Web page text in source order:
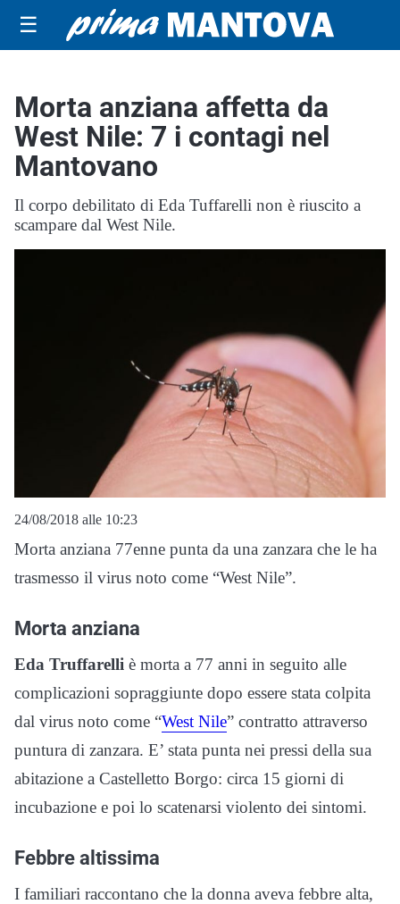
☰
Morta anziana affetta da
West Nile: 7 i contagi nel
Mantovano
Il corpo debilitato di Eda Tuffarelli non è riuscito a
scampare dal West Nile.
24/08/2018 alle 10:23
Morta anziana 77enne punta da una zanzara che le ha
trasmesso il virus noto come “West Nile”.
Morta anziana
Eda Truffarelli è morta a 77 anni in seguito alle
complicazioni sopraggiunte dopo essere stata colpita
dal virus noto come “West Nile” contratto attraverso
puntura di zanzara. E’ stata punta nei pressi della sua
abitazione a Castelletto Borgo: circa 15 giorni di
incubazione e poi lo scatenarsi violento dei sintomi.
Febbre altissima
I familiari raccontano che la donna aveva febbre alta,